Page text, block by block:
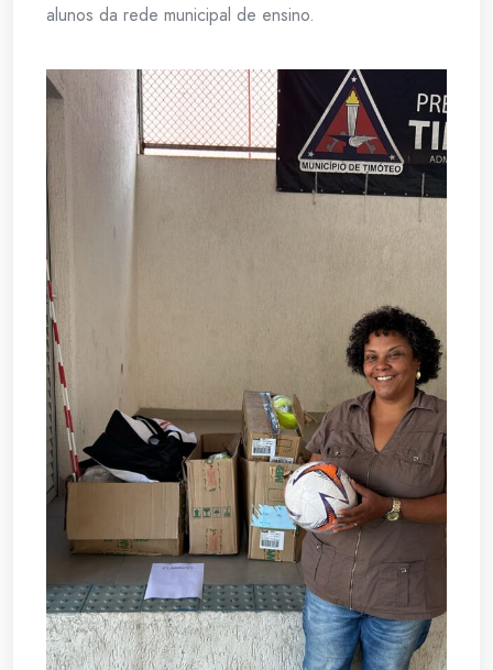
alunos da rede municipal de ensino.